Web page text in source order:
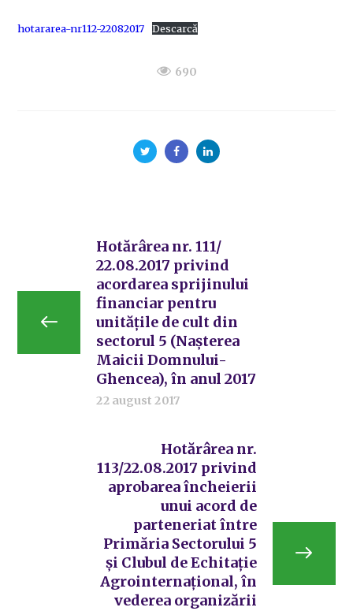
hotararea-nr112-22082017 Descarcă
690
Hotărârea nr. 111/
22.08.2017 privind
acordarea sprijinului
financiar pentru
unitățile de cult din
sectorul 5 (Nașterea
Maicii Domnului-
Ghencea), în anul 2017
22 august 2017
Hotărârea nr.
113/22.08.2017 privind
aprobarea încheierii
unui acord de
parteneriat între
Primăria Sectorului 5
și Clubul de Echitație
Agrointernațional, în
vederea organizării